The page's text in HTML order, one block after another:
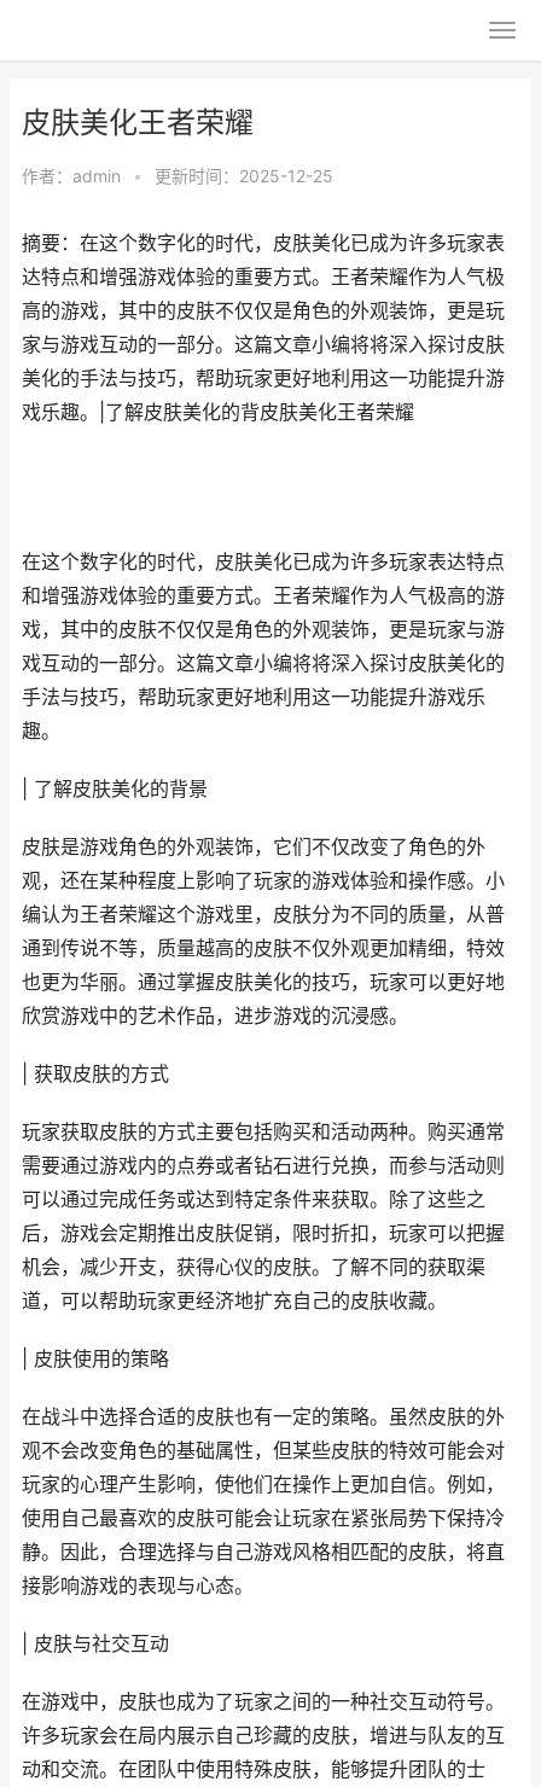
皮肤美化王者荣耀
作者： admin • 更新时间：2025-12-25
摘要：在这个数字化的时代，皮肤美化已成为许多玩家表
达特点和增强游戏体验的重要方式。王者荣耀作为人气极
高的游戏，其中的皮肤不仅仅是角色的外观装饰，更是玩
家与游戏互动的一部分。这篇文章小编将将深入探讨皮肤
美化的手法与技巧，帮助玩家更好地利用这一功能提升游
戏乐趣。|了解皮肤美化的背皮肤美化王者荣耀
在这个数字化的时代，皮肤美化已成为许多玩家表达特点
和增强游戏体验的重要方式。王者荣耀作为人气极高的游
戏，其中的皮肤不仅仅是角色的外观装饰，更是玩家与游
戏互动的一部分。这篇文章小编将将深入探讨皮肤美化的
手法与技巧，帮助玩家更好地利用这一功能提升游戏乐
趣。
| 了解皮肤美化的背景
皮肤是游戏角色的外观装饰，它们不仅改变了角色的外
观，还在某种程度上影响了玩家的游戏体验和操作感。小
编认为王者荣耀这个游戏里，皮肤分为不同的质量，从普
通到传说不等，质量越高的皮肤不仅外观更加精细，特效
也更为华丽。通过掌握皮肤美化的技巧，玩家可以更好地
欣赏游戏中的艺术作品，进步游戏的沉浸感。
| 获取皮肤的方式
玩家获取皮肤的方式主要包括购买和活动两种。购买通常
需要通过游戏内的点券或者钻石进行兑换，而参与活动则
可以通过完成任务或达到特定条件来获取。除了这些之
后，游戏会定期推出皮肤促销，限时折扣，玩家可以把握
机会，减少开支，获得心仪的皮肤。了解不同的获取渠
道，可以帮助玩家更经济地扩充自己的皮肤收藏。
| 皮肤使用的策略
在战斗中选择合适的皮肤也有一定的策略。虽然皮肤的外
观不会改变角色的基础属性，但某些皮肤的特效可能会对
玩家的心理产生影响，使他们在操作上更加自信。例如，
使用自己最喜欢的皮肤可能会让玩家在紧张局势下保持冷
静。因此，合理选择与自己游戏风格相匹配的皮肤，将直
接影响游戏的表现与心态。
| 皮肤与社交互动
在游戏中，皮肤也成为了玩家之间的一种社交互动符号。
许多玩家会在局内展示自己珍藏的皮肤，增进与队友的互
动和交流。在团队中使用特殊皮肤，能够提升团队的士